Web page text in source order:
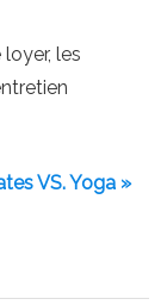
les
VS. Yoga »